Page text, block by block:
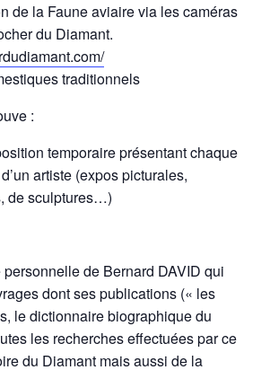
de la Faune aviaire via les caméras
du Diamant.
traditionnels
:
temporaire présentant chaque
artiste (expos picturales,
de sculptures…)
de Bernard DAVID qui
dont ses publications (« les
le dictionnaire biographique du
les recherches effectuées par ce
du Diamant mais aussi de la